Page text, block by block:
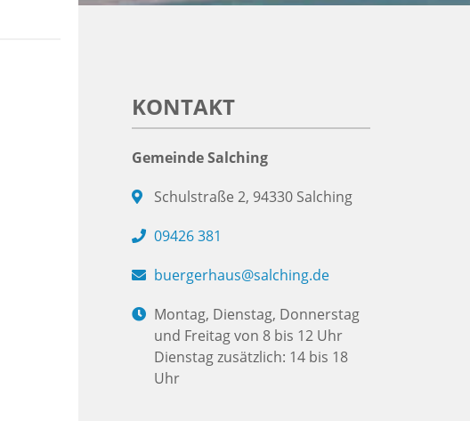
KONTAKT
Gemeinde Salching
Schulstraße 2, 94330 Salching
09426 381
buergerhaus@salching.de
Montag, Dienstag, Donnerstag
und Freitag von 8 bis 12 Uhr
Dienstag zusätzlich: 14 bis 18
Uhr